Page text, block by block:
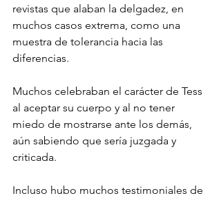
revistas que alaban la delgadez, en
muchos casos extrema, como una
muestra de tolerancia hacia las
diferencias.
Muchos celebraban el carácter de Tess
al aceptar su cuerpo y al no tener
miedo de mostrarse ante los demás,
aún sabiendo que sería juzgada y
criticada.
Incluso hubo muchos testimoniales de